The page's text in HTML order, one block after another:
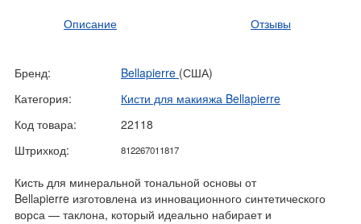
Описание Отзывы
Бренд: Bellapierre (США)
Категория:
Кисти для макияжа Bellapierre
Код товара:
22118
Штрихкод:
812267011817
Кисть для минеральной тональной основы от
Bellаpierre изготовлена из инновационного синтетического
ворса — таклона, который идеально набирает и